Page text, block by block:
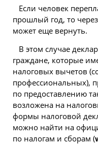
Если человек
прошлый год, то
может еще вернуть.
В этом случае
граждане, которые
налоговых вычетов
профессиональных),
по предоставлению
возложена на
формы налоговой
можно найти на
по налогам и сборам (